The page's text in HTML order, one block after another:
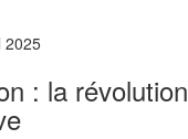
2025
: la révolution